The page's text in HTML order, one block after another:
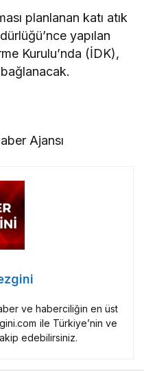
planlanan katı atık
yapılan
Kurulu’nda (İDK),
Ajansı
ve haberciliğin en üst
ile Türkiye’nin ve
edebilirsiniz.